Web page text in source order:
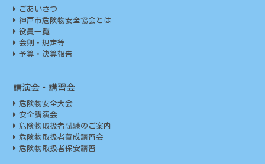
ごあいさつ
神戸市危険物安全協会とは
役員一覧
会則・規定等
予算・決算報告
講演会・講習会
危険物安全大会
安全講演会
危険物取扱者試験のご案内
危険物取扱者養成講習会
危険物取扱者保安講習